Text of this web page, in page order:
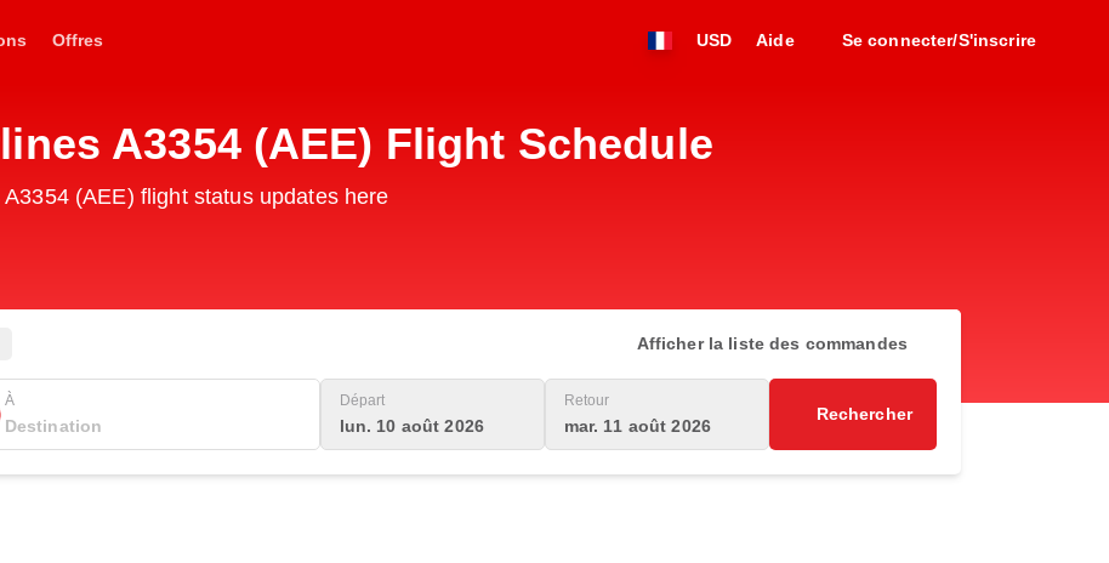
Offres USD Aide Se connecter/S'inscrire
A3354 (AEE) Flight Schedule
(AEE) flight status updates here
Afficher la liste des commandes
À Départ
lun. 10 août 2026
Retour
mar. 11 août 2026
Rechercher